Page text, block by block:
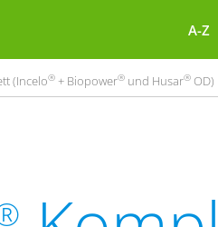
A-Z
(Incelo® + Biopower® und Husar® OD)